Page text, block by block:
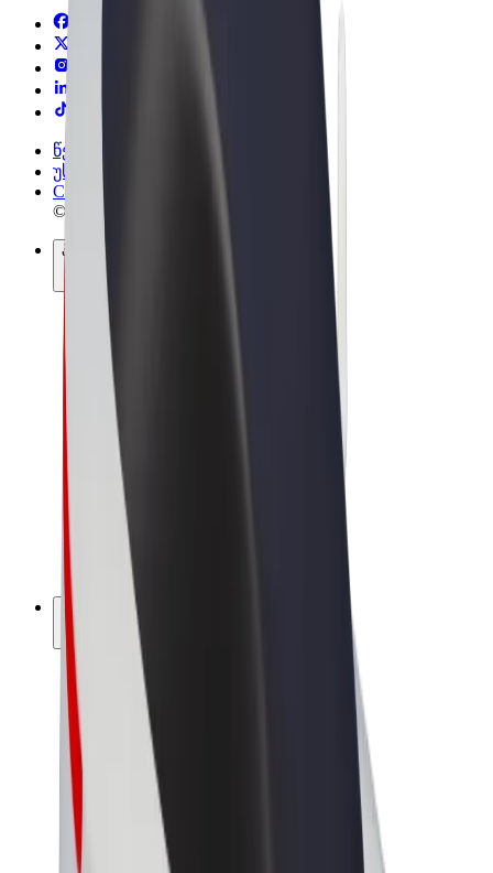
წესები და პირობები
უსაფრთხოება
Cookies
© 2026 Bolt Technology OÜ
პროდუქტები
მგზავრობები
სკუტერები
Bolt Market
Bolt Food
Bolt Drive
Bolt ბიზნესისთვის
ელ. ბაიკი
Bolt Plus
გამოიმუშავე Bolt-თან ერთად
მძღოლები
მძღოლის შემოსავლები
კურიერები
კურიერის შემოსავლები
Bolt Food პარტნიორები
ავტოპარკები